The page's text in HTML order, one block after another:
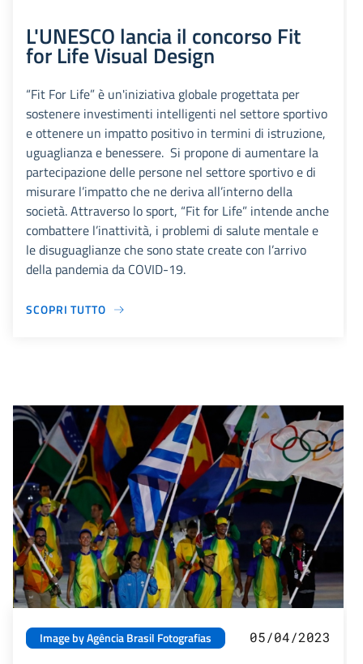
L'UNESCO lancia il concorso Fit
for Life Visual Design
“Fit For Life” è un'iniziativa globale progettata per
sostenere investimenti intelligenti nel settore sportivo
e ottenere un impatto positivo in termini di istruzione,
uguaglianza e benessere. Si propone di aumentare la
partecipazione delle persone nel settore sportivo e di
misurare l’impatto che ne deriva all’interno della
società. Attraverso lo sport, “Fit for Life” intende anche
combattere l’inattività, i problemi di salute mentale e
le disuguaglianze che sono state create con l’arrivo
della pandemia da COVID-19.
SCOPRI TUTTO
Image by Agência Brasil Fotografias 05/04/2023